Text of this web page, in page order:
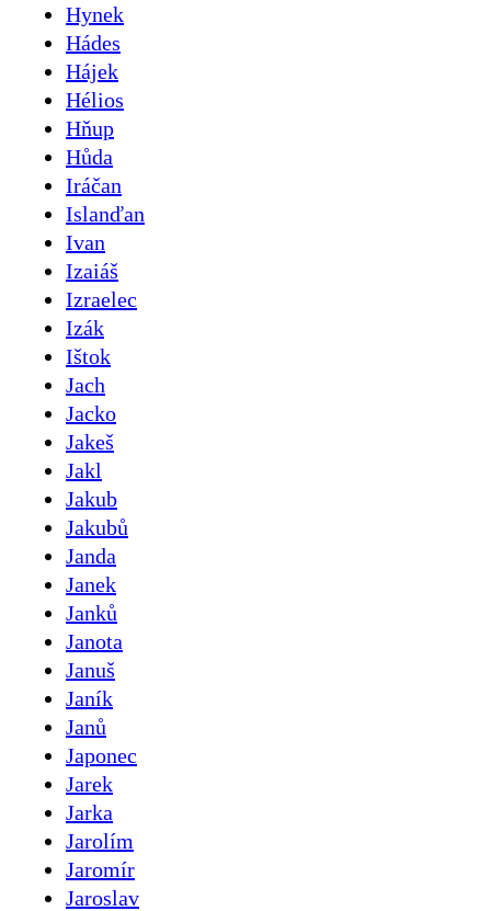
Hynek
Hádes
Hájek
Hélios
Hňup
Hůda
Iráčan
Islanďan
Ivan
Izaiáš
Izraelec
Izák
Ištok
Jach
Jacko
Jakeš
Jakl
Jakub
Jakubů
Janda
Janek
Janků
Janota
Januš
Janík
Janů
Japonec
Jarek
Jarka
Jarolím
Jaromír
Jaroslav